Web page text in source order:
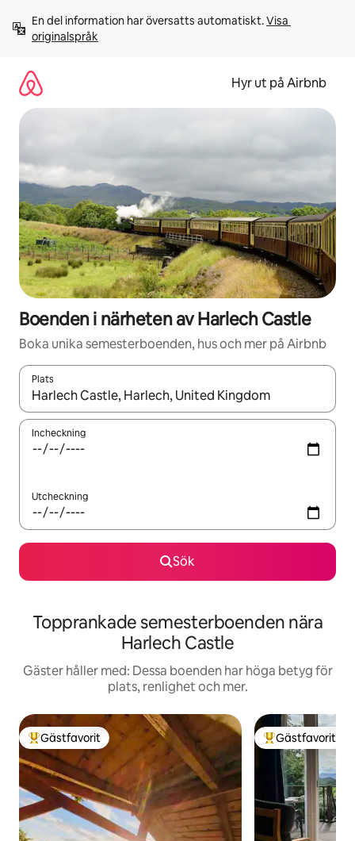
innehåll
En del information har översatts automatiskt. Visa
originalspråk
Hyr ut på Airbnb
Boenden i närheten av Harlech Castle
Boka unika semesterboenden, hus och mer på Airbnb
Plats
När resultaten är tillgängliga kan du navigera med upp- och
Incheckning
Utcheckning
Sök
Topprankade semesterboenden nära
Harlech Castle
Gäster håller med: Dessa boenden har höga betyg för
plats, renlighet och mer.
Populär gästfavorit
Gästfavorit Populär
Gästfavorit